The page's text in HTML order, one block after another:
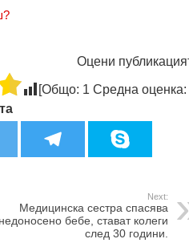
Оцени
[Общо: 1 Средна оценка:
Next:
Медицинска сестра спасява
недоносено бебе, стават колеги
след 30 години.